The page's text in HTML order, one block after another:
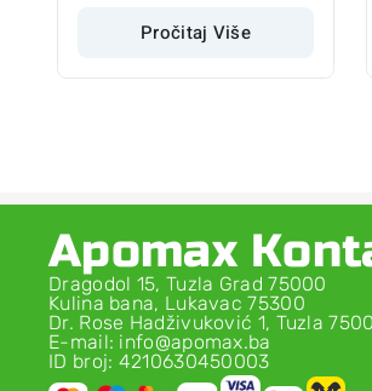
Pročitaj Više
Apomax
Dragodol 15, Tuzla Grad 75000
Kulina bana, Lukavac 75300
Dr. Rose Hadživuković 1, Tuzla
E-mail: info@apomax.ba
ID broj: 4210630450003